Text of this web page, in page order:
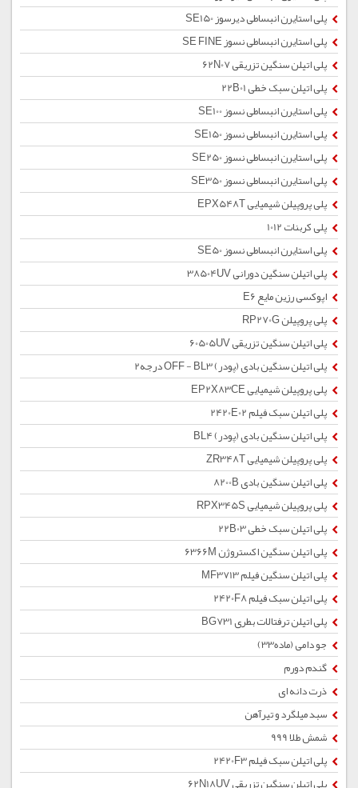
پلی استایرن انبساطی دیرسوز SE150
پلی استایرن انبساطی نسوز SE FINE
پلی اتیلن سنگین تزریقی 62N07
پلی اتیلن سبک خطی 22B01
پلی استایرن انبساطی نسوز SE100
پلی استایرن انبساطی نسوز SE150
پلی استایرن انبساطی نسوز SE250
پلی استایرن انبساطی نسوز SE350
پلی پروپیلن شیمیایی EPX548T
پلی کربنات 1012
پلی استایرن انبساطی نسوز SE50
پلی اتیلن سنگین دورانی 38504UV
اپوکسی رزین مایع E6
پلی پروپیلن RP270G
پلی اتیلن سنگین تزریقی 60505UV
پلی اتیلن سنگین بادی (پودر) OFF - BL3 درجه2
پلی پروپیلن شیمیایی EP2X83CE
پلی اتیلن سبک فیلم 2420E02
پلی اتیلن سنگین بادی (پودر) BL4
پلی پروپیلن شیمیایی ZR348T
پلی اتیلن سنگین بادی 8200B
پلی پروپیلن شیمیایی RPX345S
پلی اتیلن سبک خطی 22B03
پلی اتیلن سنگین اکستروژن 6366M
پلی اتیلن سنگین فیلم MF3713
پلی اتیلن سبک فیلم 2420F8
پلی اتیلن ترفتالات بطری BG731
جو دامی (ماده33)
گندم دورم
ذرت دانه ای
سبد میلگرد و تیرآهن
شمش طلا 999
پلی اتیلن سبک فیلم 2420F3